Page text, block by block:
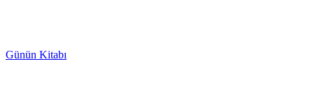
Günün Kitabı